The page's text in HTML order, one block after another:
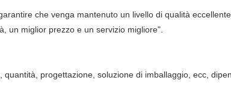
che venga mantenuto un livello di qualità
un miglior prezzo e un servizio migliore".
progettazione, soluzione di imballaggio, ecc,